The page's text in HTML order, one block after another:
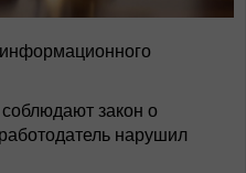
закон о
нарушил